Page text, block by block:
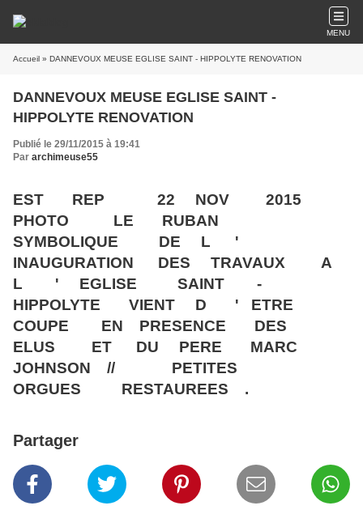
MENU
Accueil » DANNEVOUX MEUSE EGLISE SAINT - HIPPOLYTE RENOVATION
DANNEVOUX MEUSE EGLISE SAINT -
HIPPOLYTE RENOVATION
Publié le 29/11/2015 à 19:41
Par archimeuse55
EST REP 22 NOV 2015
PHOTO LE RUBAN
SYMBOLIQUE DE L '
INAUGURATION DES TRAVAUX A
L ' EGLISE SAINT -
HIPPOLYTE VIENT D ' ETRE
COUPE EN PRESENCE DES
ELUS ET DU PERE MARC
JOHNSON // PETITES
ORGUES RESTAUREES .
Partager